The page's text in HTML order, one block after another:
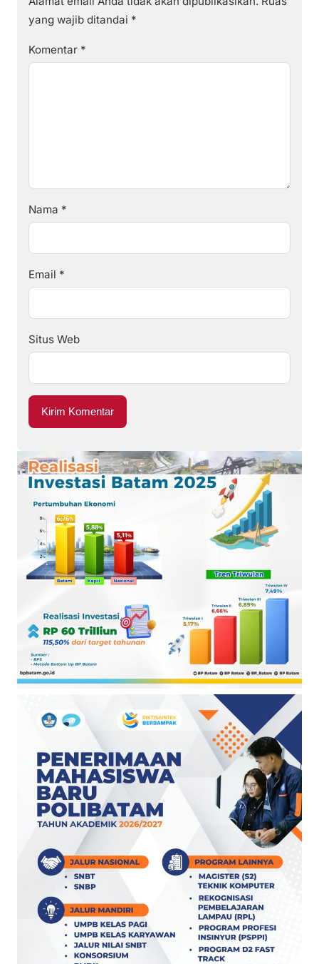
yang wajib ditandai *
Komentar *
Nama *
Email *
Situs Web